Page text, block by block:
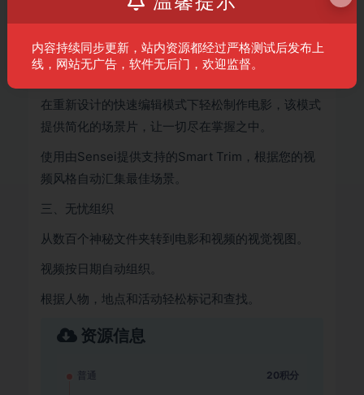
和视频 – 无需经验。
使用20个引导编辑创建从玻璃窗格效果到亮度淡入淡
出过渡的所有内容。
在重新设计的快速编辑模式下轻松制作电影，该模式
提供简化的场景片，让一切尽在掌握之中。
使用由Sensei提供支持的Smart Trim，根据您的视
频风格自动汇集最佳场景。
三、无忧组织
从数百个神秘文件夹转到电影和视频的视觉视图。
视频按日期自动组织。
根据人物，地点和活动轻松标记和查找。
资源信息
普通 20积分
内容持续同步更新，站内资源都经过严格测试后发布上
线，网站无广告，软件无后门，欢迎监督。